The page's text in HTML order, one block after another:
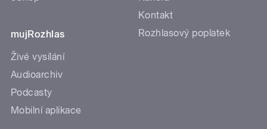
mujRozhlas
Živé vysílání
Audioarchiv
Podcasty
Mobilní aplikace
Kontakt
Rozhlasový poplatek